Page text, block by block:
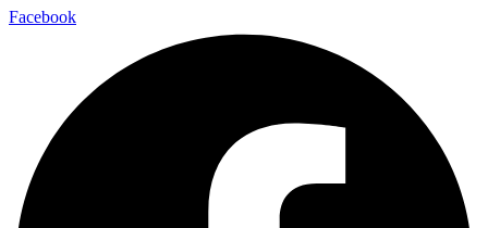
Facebook